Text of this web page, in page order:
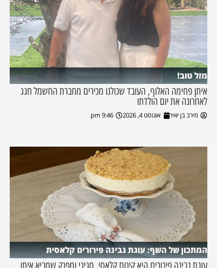
מזל טוב!
איתן פחימה האלוף, העובד שכולנו מכירים מחברת החשמל חגג
לאחרונה את יום הולדתו
מירב בן יאיר אוגוסט 4, 2026 9:46 pm
המתכון של השף: עוגת גבינה פירורים קלאסית
עוגת גבינה פירורים היא קינוח קלאסי, חגיגי ומפנק שמביא איתו